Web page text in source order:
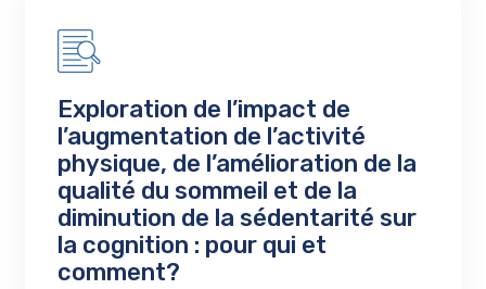
Exploration de l’impact de
l’augmentation de l’activité
physique, de l’amélioration de la
qualité du sommeil et de la
diminution de la sédentarité sur
la cognition : pour qui et
comment?